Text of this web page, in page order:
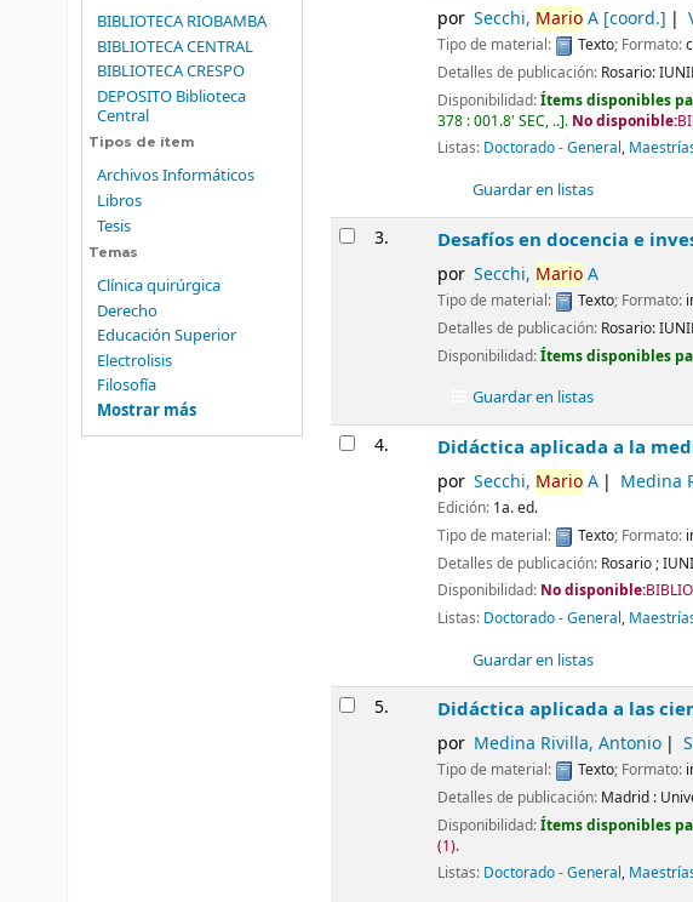
BIBLIOTECA RIOBAMBA
BIBLIOTECA CENTRAL
BIBLIOTECA CRESPO
DEPOSITO Biblioteca
Central
Tipos de ítem
Archivos Informáticos
Libros
Tesis
Temas
Clínica quirúrgica
Derecho
Educación Superior
Electrolisis
Filosofía
Mostrar más
por Secchi, MarioA [coord.]
Tipo de material: Texto; Formato:
Detalles de publicación: Rosario:
Disponibilidad:Ítems disponibles
378 : 001.8' SEC, .. . No disponible:
Listas: Doctorado - General,
Guardar en listas
3. Desafíos en docencia e
por Secchi, MarioA
Tipo de material: Texto; Formato:
Detalles de publicación: Rosario:
Disponibilidad:Ítems disponibles
Guardar en listas
4. Didáctica aplicada a la
por Secchi, MarioA Medina
Edición: 1a. ed.
Tipo de material:
Texto; Formato:
Detalles de publicación: Rosario;
Disponibilidad: No disponible:
Listas: Doctorado - General,
Guardar en listas
5. Didáctica aplicada a las
por Medina Rivilla, Antonio
Tipo de material: Texto; Formato:
Detalles de publicación: Madrid :
Disponibilidad:Ítems disponibles
(1).
Listas: Doctorado - General,